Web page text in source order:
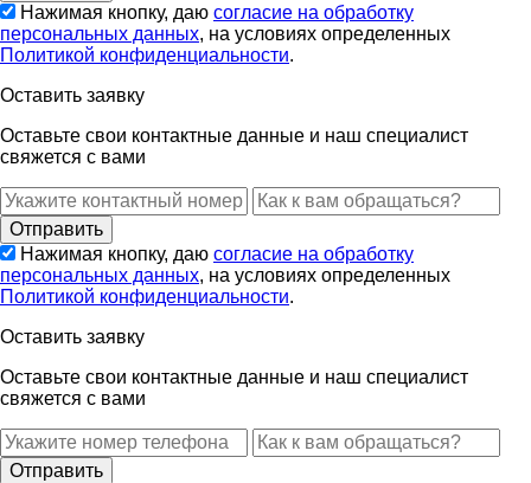
Нажимая кнопку, даю согласие на обработку
персональных данных, на условиях определенных
Политикой конфиденциальности.
Оставить заявку
Оставьте свои контактные данные и наш специалист
свяжется с вами
Нажимая кнопку, даю согласие на обработку
персональных данных, на условиях определенных
Политикой конфиденциальности.
Оставить заявку
Оставьте свои контактные данные и наш специалист
свяжется с вами